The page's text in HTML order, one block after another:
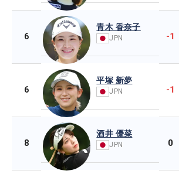
6
青木 香奈子
JPN -1
6
平塚 新夢
JPN -1
8
酒井 優菜
JPN 0